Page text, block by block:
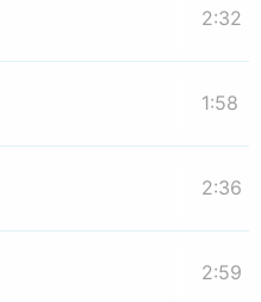
2:32
1:58
2:36
2:59